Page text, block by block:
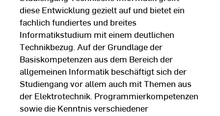
diese Entwicklung gezielt auf und bietet ein
fachlich fundiertes und breites
Informatikstudium mit einem deutlichen
Technikbezug. Auf der Grundlage der
Basiskompetenzen aus dem Bereich der
allgemeinen Informatik beschäftigt sich der
Studiengang vor allem auch mit Themen aus
der Elektrotechnik. Programmierkompetenzen
sowie die Kenntnis verschiedener